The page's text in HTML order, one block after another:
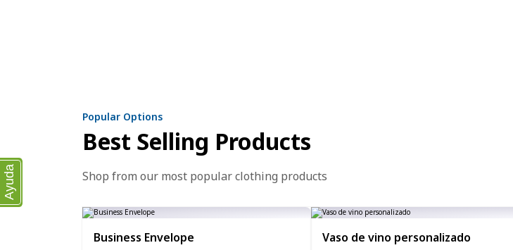
Popular Options
Best Selling Products
Shop from our most popular clothing products
Business Envelope Vaso de vino personalizado
Ayuda